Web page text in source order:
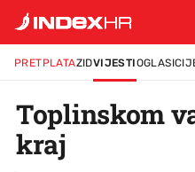
PRETPLATAZIDVIJESTIOGLASI
Toplinskom
kraj